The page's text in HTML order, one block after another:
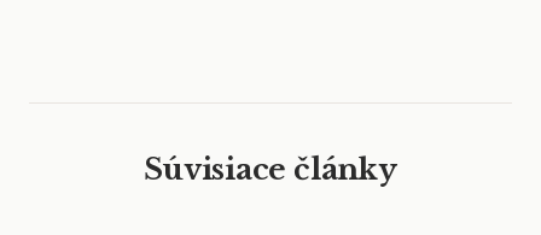
Súvisiace články